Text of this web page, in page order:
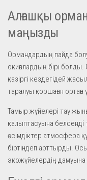
Алғашқы
маңызды
Ормандардың пайда
оқиғалардың бірі
қазіргі кездегідей
таралуы қоршаған ортаға
Тамыр жүйелері тау
қалыптасуына
өсімдіктер атмосфера
біртіндеп арттырды.
экожүйелердің